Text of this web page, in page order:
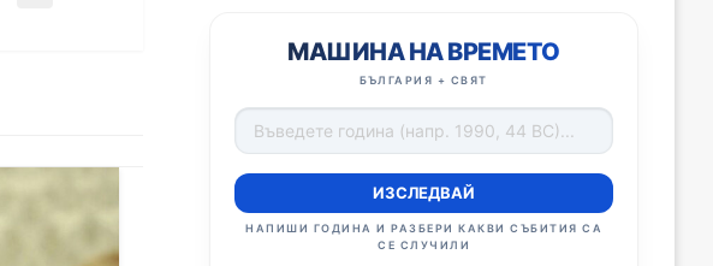
МАШИНА НА ВРЕМЕТО
БЪЛГАРИЯ + СВЯТ
ИЗСЛЕДВАЙ
НАПИШИ ГОДИНА И РАЗБЕРИ КАКВИ СЪБИТИЯ СА
СЕ СЛУЧИЛИ